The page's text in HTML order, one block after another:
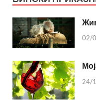
02/
24/